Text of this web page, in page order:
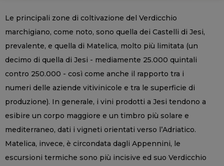
Le principali zone di coltivazione del Verdicchio
marchigiano, come noto, sono quella dei Castelli di Jesi,
prevalente, e quella di Matelica, molto più limitata (un
decimo di quella di Jesi - mediamente 25.000 quintali
contro 250.000 - così come anche il rapporto tra i
numeri delle aziende vitivinicole e tra le superficie di
produzione). In generale, i vini prodotti a Jesi tendono a
esibire un corpo maggiore e un timbro più solare e
mediterraneo, dati i vigneti orientati verso l’Adriatico.
Matelica, invece, è circondata dagli Appennini, le
escursioni termiche sono più incisive ed suo Verdicchio